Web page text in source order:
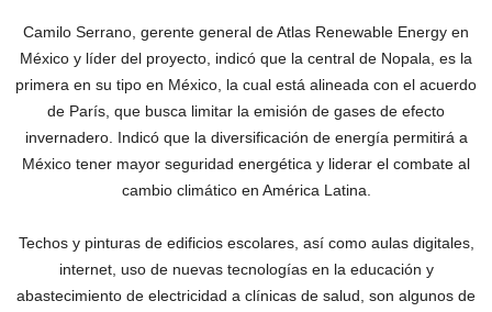
Camilo Serrano, gerente general de Atlas Renewable Energy en
México y líder del proyecto, indicó que la central de Nopala, es la
primera en su tipo en México, la cual está alineada con el acuerdo
de París, que busca limitar la emisión de gases de efecto
invernadero. Indicó que la diversificación de energía permitirá a
México tener mayor seguridad energética y liderar el combate al
cambio climático en América Latina.
Techos y pinturas de edificios escolares, así como aulas digitales,
internet, uso de nuevas tecnologías en la educación y
abastecimiento de electricidad a clínicas de salud, son algunos de